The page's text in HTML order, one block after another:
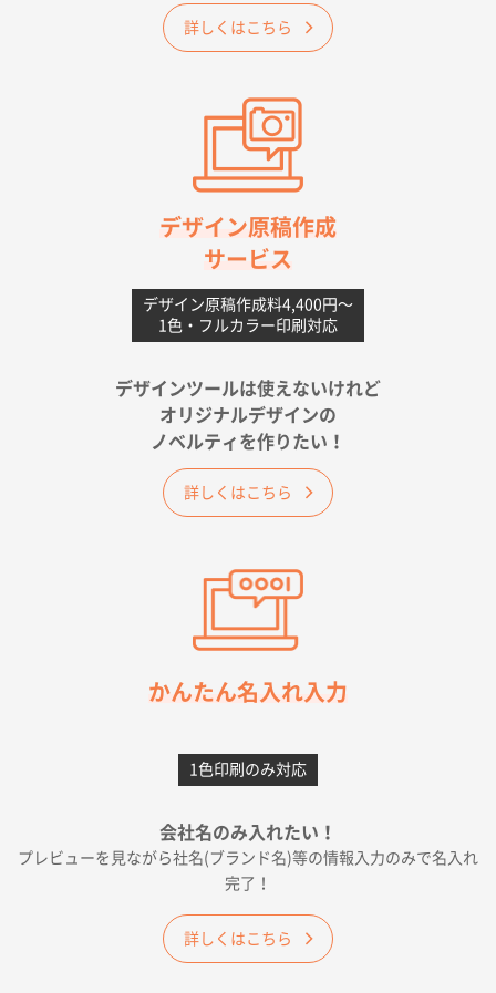
大阪府のお客様
A4フルカラークリアファイル1000枚
【ポリ】特別ご注文ページ1000枚
2026年06月08日 17:38
対応の速さ、丁寧さ、提案など
不織布フラットバッグ（A4縦サイズ）1000枚
2026年05月25日 15:10
が決め手です
佐賀県A社様
2026年05月23日 16:24
希望の商品（今回発注分）が一番安かったため
ワンポイント箔押し紙袋 M横サイズ(A4対応)
2026年05月21日 12:56
300枚
2026年05月19日 12:05
大阪府E社様
ワンポイントポリ袋 A4サイズ
2026年04月25日 17:53
納期が早そうだった
詳しくはこちら
デザイン原稿作成
サービス
デザイン原稿作成料4,400円〜
1色・フルカラー印刷対応
デザインツールは使えないけれど
オリジナルデザインの
ノベルティを作りたい！
詳しくはこちら
かんたん名入れ入力
1色印刷のみ対応
会社名のみ入れたい！
プレビューを見ながら社名(ブランド名)等の情報入力のみで名入れ
完了！
詳しくはこちら